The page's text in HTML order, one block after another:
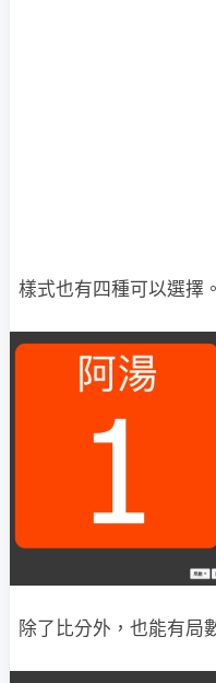
樣式也有四種可以選擇。
除了比分外，也能有局